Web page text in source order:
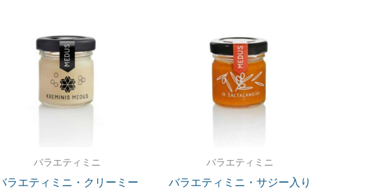
バラエティミニ
ラエティミニ・クリーミー
バラエティミニ
バラエティミニ・サジー入り